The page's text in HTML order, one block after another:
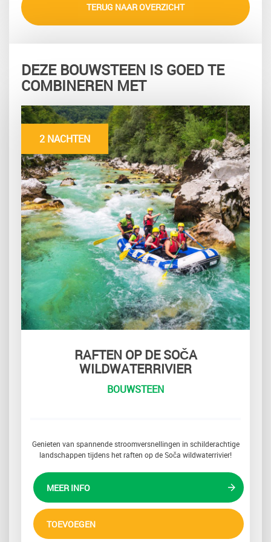
TERUG NAAR OVERZICHT
DEZE BOUWSTEEN IS GOED TE
COMBINEREN MET
2 NACHTEN
RAFTEN OP DE SOČA
WILDWATERRIVIER
BOUWSTEEN
Genieten van spannende stroomversnellingen in schilderachtige
landschappen tijdens het raften op de Soča wildwaterrivier!
MEER INFO
TOEVOEGEN